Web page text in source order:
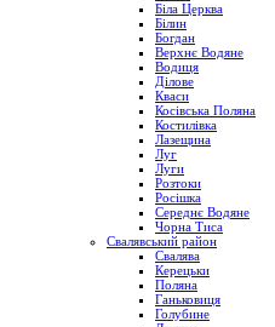
Біла Церква
Білин
Богдан
Верхнє Водяне
Водиця
Ділове
Кваси
Косівська Поляна
Костилівка
Лазещина
Луг
Луги
Розтоки
Росішка
Середнє Водяне
Чорна Тиса
Свалявський район
Свалява
Керецьки
Поляна
Ганьковиця
Голубине